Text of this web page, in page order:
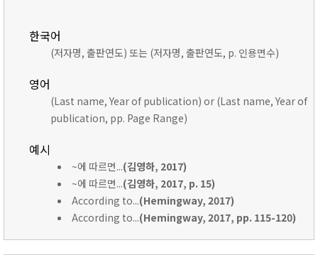
한국어
(저자명, 출판연도) 또는 (저자명, 출판연도, p. 인용면수)
영어
(Last name, Year of publication) or (Last name, Year of
publication, pp. Page Range)
예시
~에 따르면...(김영하, 2017)
~에 따르면...(김영하, 2017, p. 15)
According to...(Hemingway, 2017)
According to...(Hemingway, 2017, pp. 115-120)